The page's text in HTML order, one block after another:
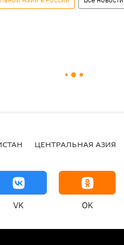
ЦЕНТРАЛЬНАЯ АЗИЯ
VK OK